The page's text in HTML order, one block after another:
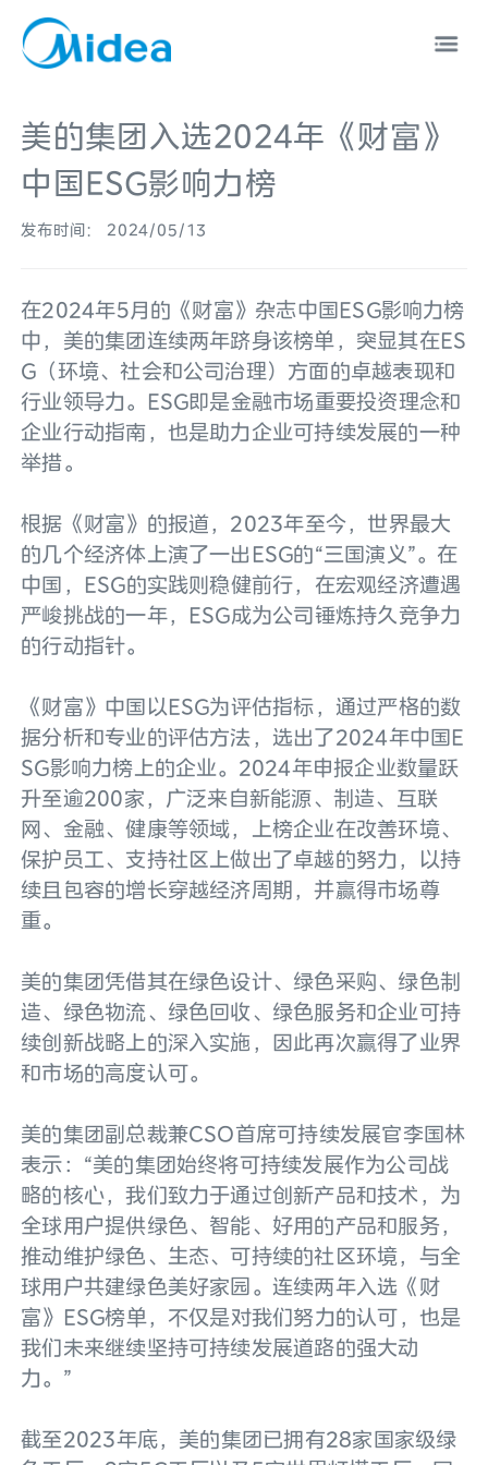
美的集团入选2024年《财富》
中国ESG影响力榜
发布时间： 2024/05/13
在2024年5月的《财富》杂志中国ESG影响力榜
中，美的集团连续两年跻身该榜单，突显其在ES
G（环境、社会和公司治理）方面的卓越表现和
行业领导力。ESG即是金融市场重要投资理念和
企业行动指南，也是助力企业可持续发展的一种
举措。
根据《财富》的报道，2023年至今，世界最大
的几个经济体上演了一出ESG的“三国演义”。在
中国，ESG的实践则稳健前行，在宏观经济遭遇
严峻挑战的一年，ESG成为公司锤炼持久竞争力
的行动指针。
《财富》中国以ESG为评估指标，通过严格的数
据分析和专业的评估方法，选出了2024年中国E
SG影响力榜上的企业。2024年申报企业数量跃
升至逾200家，广泛来自新能源、制造、互联
网、金融、健康等领域，上榜企业在改善环境、
保护员工、支持社区上做出了卓越的努力，以持
续且包容的增长穿越经济周期，并赢得市场尊
重。
美的集团凭借其在绿色设计、绿色采购、绿色制
造、绿色物流、绿色回收、绿色服务和企业可持
续创新战略上的深入实施，因此再次赢得了业界
和市场的高度认可。
美的集团副总裁兼CSO首席可持续发展官李国林
表示：“美的集团始终将可持续发展作为公司战
略的核心，我们致力于通过创新产品和技术，为
全球用户提供绿色、智能、好用的产品和服务，
推动维护绿色、生态、可持续的社区环境，与全
球用户共建绿色美好家园。连续两年入选《财
富》ESG榜单，不仅是对我们努力的认可，也是
我们未来继续坚持可持续发展道路的强大动
力。”
截至2023年底，美的集团已拥有28家国家级绿